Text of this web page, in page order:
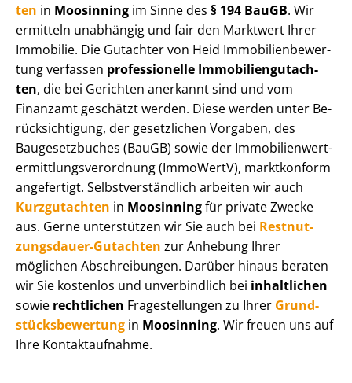
ten in Moosinning im Sinne des § 194 BauGB. Wir
ermitteln unabhängig und fair den Marktwert Ihrer
Immobilie. Die Gutachter von Heid Im­mo­bi­li­en­be­wer­
tung verfassen professionelle Im­mo­bi­li­en­gut­ach­
ten, die bei Gerichten anerkannt sind und vom
Finanzamt geschätzt werden. Diese werden unter Be­
rück­sich­ti­gung, der gesetzlichen Vorgaben, des
Baugesetzbuches (BauGB) sowie der Im­mo­bi­li­en­wert­
ermitt­lungs­ver­ord­nung (ImmoWertV), marktkonform
angefertigt. Selbst­ver­ständ­lich arbeiten wir auch
Kurzgutachten in Moosinningfür private Zwecke
aus. Gerne unterstützen wir Sie auch bei Rest­nut­
zungs­dau­er-Gutachten zur Anhebung Ihrer
möglichen Abschreibungen. Darüber hinaus beraten
wir Sie kostenlos und unverbindlich bei inhaltlichen
sowie rechtlichen Fragestellungen zu Ihrer Grund­
stücks­be­wer­tung in Moosinning. Wir freuen uns auf
Ihre Kontaktaufnahme.